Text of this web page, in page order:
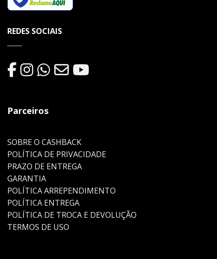
REDES SOCIAIS
Parceiros
SOBRE O CASHBACK
POLÍTICA DE PRIVACIDADE
PRAZO DE ENTREGA
GARANTIA
POLÍTICA ARREPENDIMENTO
POLÍTICA ENTREGA
POLÍTICA DE TROCA E DEVOLUÇÃO
TERMOS DE USO